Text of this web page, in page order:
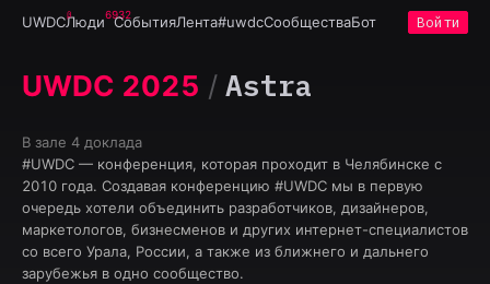
UWDCЛюди6932
СобытияЛента#uwdcСообществаБот Войти
UWDC 2025 / Astra
В зале 4 доклада
#UWDC — конференция, которая проходит в Челябинске с
2010 года. Создавая конференцию #UWDC мы в первую
очередь хотели объединить разработчиков, дизайнеров,
маркетологов, бизнесменов и других интернет-специалистов
со всего Урала, России, а также из ближнего и дальнего
зарубежья в одно сообщество.